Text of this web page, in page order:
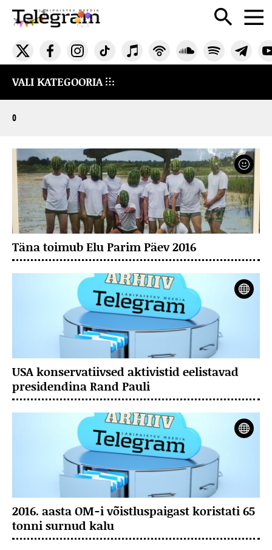
VALI KATEGOORIA
0
Täna toimub Elu Parim Päev 2016
USA konservatiivsed aktivistid eelistavad
presidendina Rand Pauli
2016. aasta OM-i võistluspaigast koristati 65
tonni surnud kalu